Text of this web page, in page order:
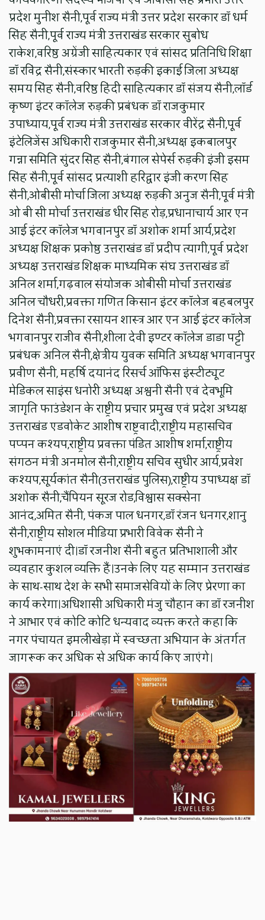
प्रदेश मुनीश सैनी,पूर्व राज्य मंत्री उत्तर प्रदेश सरकार डॉ धर्म
सिंह सैनी,पूर्व राज्य मंत्री उत्तराखंड सरकार सुबोध
राकेश,वरिष्ठ अग्रेंजी साहित्यकार एवं सांसद प्रतिनिधि शिक्षा
डॉ रविंद्र सैनी,संस्कार भारती रुड़की इकाई जिला अध्यक्ष
समय सिंह सैनी,वरिष्ठ हिंदी साहित्यकार डॉ संजय सैनी,लॉर्ड
कृष्ण इंटर कॉलेज रुड़की प्रबंधक डॉ राजकुमार
उपाध्याय,पूर्व राज्य मंत्री उत्तराखंड सरकार वीरेंद्र सैनी,पूर्व
इंटेलिजेंस अधिकारी राजकुमार सैनी,अध्यक्ष इकबालपुर
गन्ना समिति सुंदर सिंह सैनी,बंगाल सेपेर्स रुड़की इंजी इसम
सिंह सैनी,पूर्व सांसद प्रत्याशी हरिद्वार इंजी करण सिंह
सैनी,ओबीसी मोर्चा जिला अध्यक्ष रुड़की अनुज सैनी,पूर्व मंत्री
ओ बी सी मोर्चा उत्तराखंड धीर सिंह रोड़,प्रधानाचार्य आर एन
आई इंटर कॉलेज भगवानपुर डॉ अशोक शर्मा आर्य,प्रदेश
अध्यक्ष शिक्षक प्रकोष्ठ उत्तराखंड डॉ प्रदीप त्यागी,पूर्व प्रदेश
अध्यक्ष उत्तराखंड शिक्षक माध्यमिक संघ उत्तराखंड डॉ
अनिल शर्मा,गढ़वाल संयोजक ओबीसी मोर्चा उत्तराखंड
अनिल चौधरी,प्रवक्ता गणित किसान इंटर कॉलेज बहबलपुर
दिनेश सैनी,प्रवक्ता रसायन शास्त्र आर एन आई इंटर कॉलेज
भगवानपुर राजीव सैनी,शीला देवी इण्टर कॉलेज डाडा पट्टी
प्रबंधक अनिल सैनी,क्षेत्रीय युवक समिति अध्यक्ष भगवानपुर
प्रवीण सैनी, महर्षि दयानंद रिसर्च ऑफिस इंस्टीट्यूट
मेडिकल साइंस धनोरी अध्यक्ष अश्वनी सैनी एवं देवभूमि
जागृति फाउंडेशन के राष्ट्रीय प्रचार प्रमुख एवं प्रदेश अध्यक्ष
उत्तराखंड एडवोकेट आशीष राष्ट्रवादी,राष्ट्रीय महासचिव
पप्पन कश्यप,राष्ट्रीय प्रवक्ता पंडित आशीष शर्मा,राष्ट्रीय
संगठन मंत्री अनमोल सैनी,राष्ट्रीय सचिव सुधीर आर्य,प्रवेश
कश्यप,सूर्यकांत सैनी(उत्तराखंड पुलिस),राष्ट्रीय उपाध्यक्ष डॉ
अशोक सैनी,चैंपियन सूरज रोड,विश्वास सक्सेना
आनंद,अमित सैनी, पंकज पाल धनगर,डॉ रंजन धनगर,शानु
सैनी,राष्ट्रीय सोशल मीडिया प्रभारी विवेक सैनी ने
शुभकामनाएं दी।डॉ रजनीश सैनी बहुत प्रतिभाशाली और
व्यवहार कुशल व्यक्ति हैं।उनके लिए यह सम्मान उत्तराखंड
के साथ-साथ देश के सभी समाजसेवियों के लिए प्रेरणा का
कार्य करेगा।अधिशासी अधिकारी मंजु चौहान का डॉ रजनीश
ने आभार एवं कोटि कोटि धन्यवाद व्यक्त करते कहा कि
नगर पंचायत इमलीखेड़ा में स्वच्छता अभियान के अंतर्गत
जागरूक कर अधिक से अधिक कार्य किए जाएंगे।